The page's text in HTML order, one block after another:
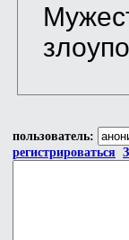
пользователь:
регистрироваться